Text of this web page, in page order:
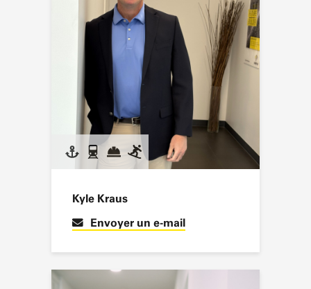
Kyle Kraus
Envoyer un e-mail